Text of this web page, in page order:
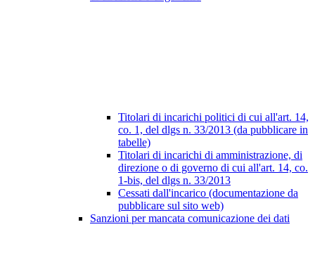
Titolari di incarichi politici di cui all'art. 14,
co. 1, del dlgs n. 33/2013 (da pubblicare in
tabelle)
Titolari di incarichi di amministrazione, di
direzione o di governo di cui all'art. 14, co.
1-bis, del dlgs n. 33/2013
Cessati dall'incarico (documentazione da
pubblicare sul sito web)
Sanzioni per mancata comunicazione dei dati